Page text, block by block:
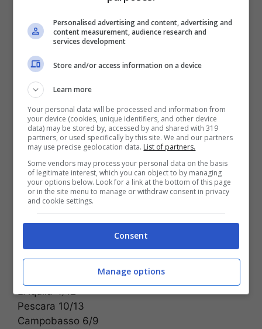
Temperature minime e
massime
Aosta 4/9
Torino 3/10
Milano 6/10
Trento 8/11
Bolzano 3/9
Venezia 8/10
Trieste 10/11
Genova 10/12
Ancona 9/11
Perugia 4/11
L’Aquila 4/12
Pescara 10/13
Campobasso 6/9
Personalised advertising and content, advertising and
content measurement, audience research and
services development
Store and/or access information on a device
Learn more
Your personal data will be processed and information from
your device (cookies, unique identifiers, and other device
data) may be stored by, accessed by and shared with 319
partners, or used specifically by this site. We and our partners
may use precise geolocation data. List of partners.
Some vendors may process your personal data on the basis
of legitimate interest, which you can object to by managing
your options below. Look for a link at the bottom of this page
or in the site menu to manage or withdraw consent in privacy
and cookie settings.
Consent
Manage options